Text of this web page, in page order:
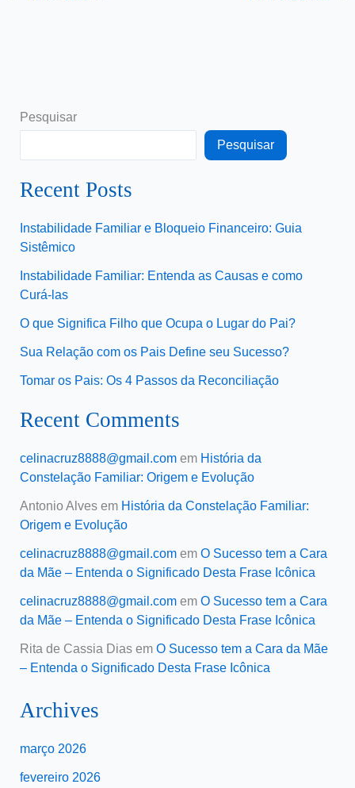
Pesquisar
Pesquisar
Recent Posts
Instabilidade Familiar e Bloqueio Financeiro: Guia
Sistêmico
Instabilidade Familiar: Entenda as Causas e como
Curá-las
O que Significa Filho que Ocupa o Lugar do Pai?
Sua Relação com os Pais Define seu Sucesso?
Tomar os Pais: Os 4 Passos da Reconciliação
Recent Comments
celinacruz8888@gmail.comem História da
Constelação Familiar: Origem e Evolução
Antonio Alvesem História da Constelação Familiar:
Origem e Evolução
celinacruz8888@gmail.comem O Sucesso tem a Cara
da Mãe – Entenda o Significado Desta Frase Icônica
celinacruz8888@gmail.comem O Sucesso tem a Cara
da Mãe – Entenda o Significado Desta Frase Icônica
Rita de Cassia Diasem O Sucesso tem a Cara da Mãe
– Entenda o Significado Desta Frase Icônica
Archives
março 2026
fevereiro 2026